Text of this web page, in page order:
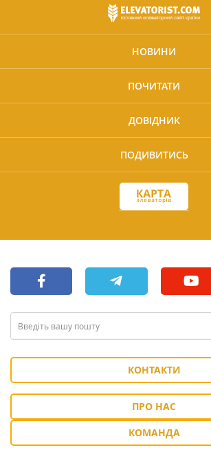
НОВИНИ
ПОЧИТАТИ
ДОВІДНИК
ПОДИВИТИСЬ
КОНТАКТИ
ПРО НАС
КОМАНДА